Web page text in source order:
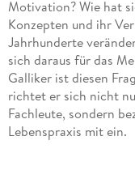
Motivation? Wie hat
Konzepten und ihr
Jahrhunderte
sich daraus für das
Galliker ist diesen
richtet er sich nicht
Fachleute, sondern
Lebenspraxis mit ein.